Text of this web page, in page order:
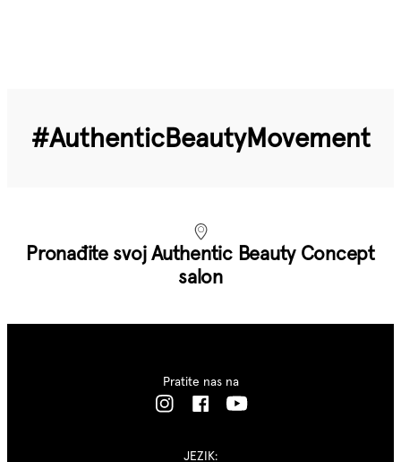
#Authentic­Beauty­Movement
Pronađite svoj Authentic Beauty Concept
salon
JEZIK:
Pratite nas na